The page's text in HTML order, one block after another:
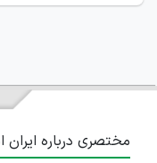
مختصری درباره